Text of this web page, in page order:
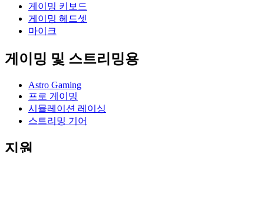
게이밍 키보드
게이밍 헤드셋
마이크
게이밍 및 스트리밍용
Astro Gaming
프로 게이밍
시뮬레이션 레이싱
스트리밍 기어
지원